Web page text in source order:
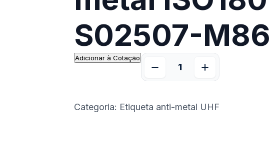
S02507-
Adicionar à Cotação
Categoria: Etiqueta anti-metal UHF